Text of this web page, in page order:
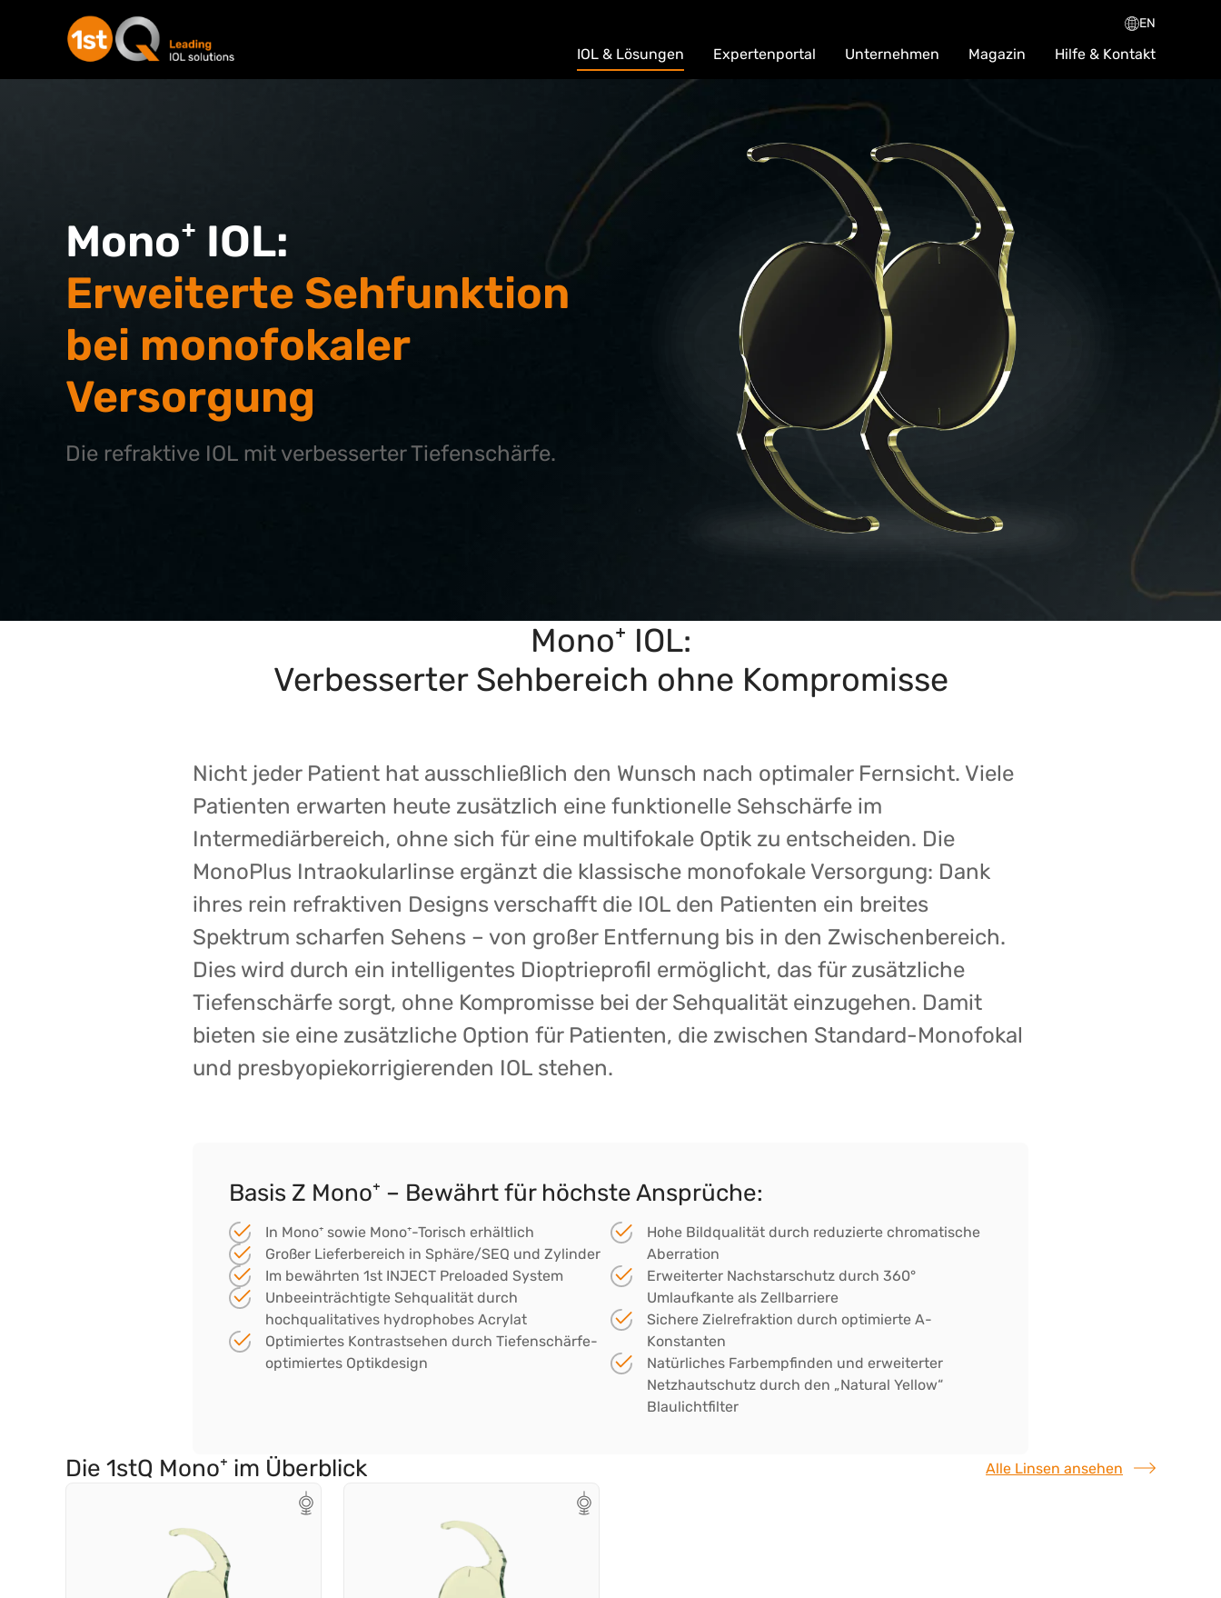
EN
IOL & Lösungen Expertenportal Unternehmen Magazin Hilfe & Kontakt
Mono⁺ IOL:
Erweiterte Sehfunktion
bei monofokaler
Versorgung
Die refraktive IOL mit verbesserter Tiefenschärfe.
Mono⁺ IOL:
Verbesserter Sehbereich ohne Kompromisse
Nicht jeder Patient hat ausschließlich den Wunsch nach optimaler Fernsicht. Viele
Patienten erwarten heute zusätzlich eine funktionelle Sehschärfe im
Intermediärbereich, ohne sich für eine multifokale Optik zu entscheiden. Die
MonoPlus Intraokularlinse ergänzt die klassische monofokale Versorgung: Dank
ihres rein refraktiven Designs verschafft die IOL den Patienten ein breites
Spektrum scharfen Sehens – von großer Entfernung bis in den Zwischenbereich.
Dies wird durch ein intelligentes Dioptrieprofil ermöglicht, das für zusätzliche
Tiefenschärfe sorgt, ohne Kompromisse bei der Sehqualität einzugehen. Damit
bieten sie eine zusätzliche Option für Patienten, die zwischen Standard-Monofokal
und presbyopiekorrigierenden IOL stehen.
Basis Z Mono⁺ – Bewährt für höchste Ansprüche:
In Mono⁺ sowie Mono⁺-Torisch erhältlich
Großer Lieferbereich in Sphäre/SEQ und Zylinder
Im bewährten 1st INJECT Preloaded System
Unbeeinträchtigte Sehqualität durch
hochqualitatives hydrophobes Acrylat
Optimiertes Kontrastsehen durch Tiefenschärfe-
optimiertes Optikdesign
Hohe Bildqualität durch reduzierte chromatische
Aberration
Erweiterter Nachstarschutz durch 360°
Umlaufkante als Zellbarriere
Sichere Zielrefraktion durch optimierte A-
Konstanten
Natürliches Farbempfinden und erweiterter
Netzhautschutz durch den „Natural Yellow“
Blaulichtfilter
Die 1stQ Mono⁺ im Überblick Alle Linsen ansehen